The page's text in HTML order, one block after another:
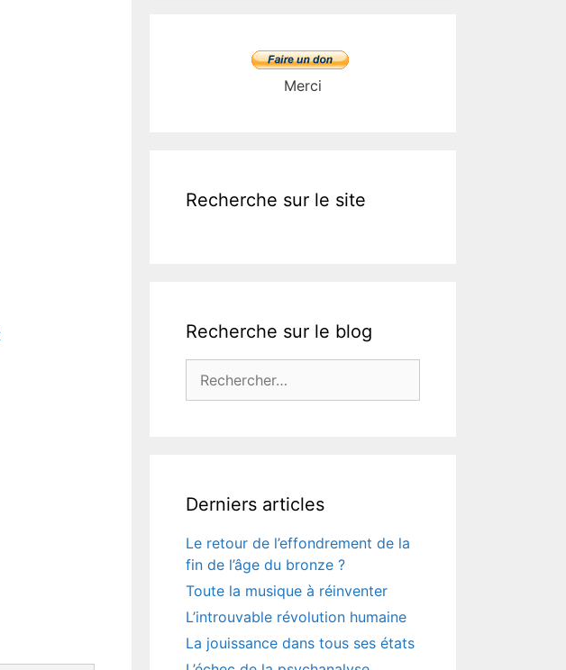
b
Merci
Recherche sur le site
Recherche sur le blog
Derniers articles
Le retour de l’effondrement de la
fin de l’âge du bronze ?
Toute la musique à réinventer
L’introuvable révolution humaine
La jouissance dans tous ses états